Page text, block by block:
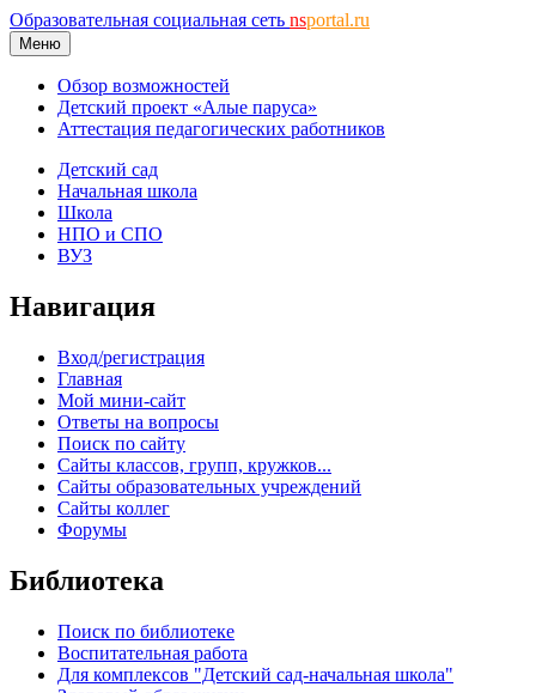
Образовательная социальная сеть nsportal.ru
Меню
Обзор возможностей
Детский проект «Алые паруса»
Аттестация педагогических работников
Детский сад
Начальная школа
Школа
НПО и СПО
ВУЗ
Навигация
Вход/регистрация
Главная
Мой мини-сайт
Ответы на вопросы
Поиск по сайту
Сайты классов, групп, кружков...
Сайты образовательных учреждений
Сайты коллег
Форумы
Библиотека
Поиск по библиотеке
Воспитательная работа
Для комплексов "Детский сад-начальная школа"